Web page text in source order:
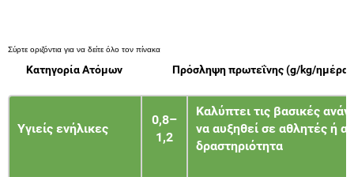
Κατηγορία Ατόμων Πρόσληψη πρωτεΐνης (g/kg/ημέρα)
Υγιείς ενήλικες
0,8–
1,2
Καλύπτει τις βασικές
να αυξηθεί σε αθλητές ή
δραστηριότητα